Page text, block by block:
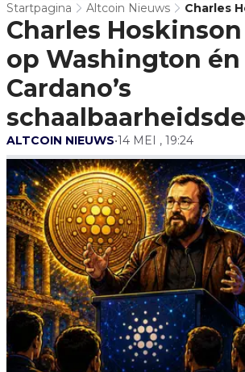
Startpagina Altcoin Nieuws
Charles
Druk Op
Cardano’s
Charles
op Washington én
Cardano’s
ALTCOIN NIEUWS•14 MEI , 19:24